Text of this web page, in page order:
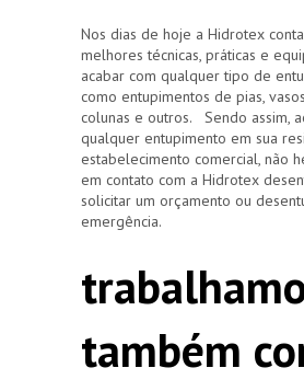
Nos dias de hoje a Hidrotex
melhores técnicas, práticas e
acabar com qualquer tipo de
como entupimentos de pias,
colunas e outros. Sendo assim,
qualquer entupimento em sua
estabelecimento comercial, não
em contato com a Hidrotex
solicitar um orçamento ou
emergência.
também